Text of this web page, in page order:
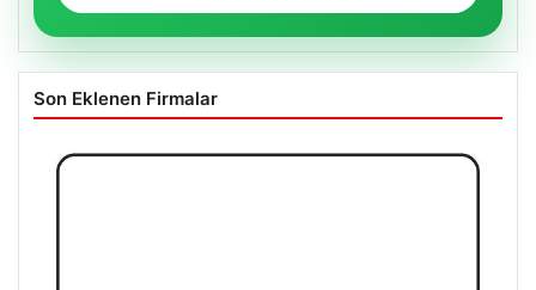
Son Eklenen Firmalar